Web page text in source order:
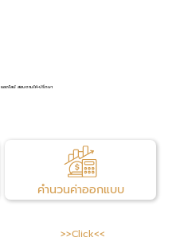
แอดไลน์ สอบถามให้-ปรึกษา
คำนวนค่าออกแบบ
>>Click<<